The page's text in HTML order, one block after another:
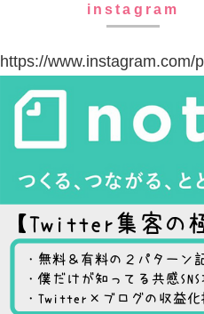
instagram
https://www.instagram.com/